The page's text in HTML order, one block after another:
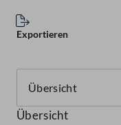
Exportieren
Übersicht